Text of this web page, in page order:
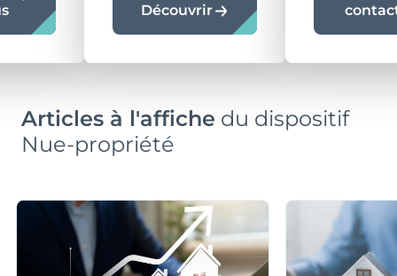
Découvrir
Articles à l'affiche du dispositif
Nue-propriété